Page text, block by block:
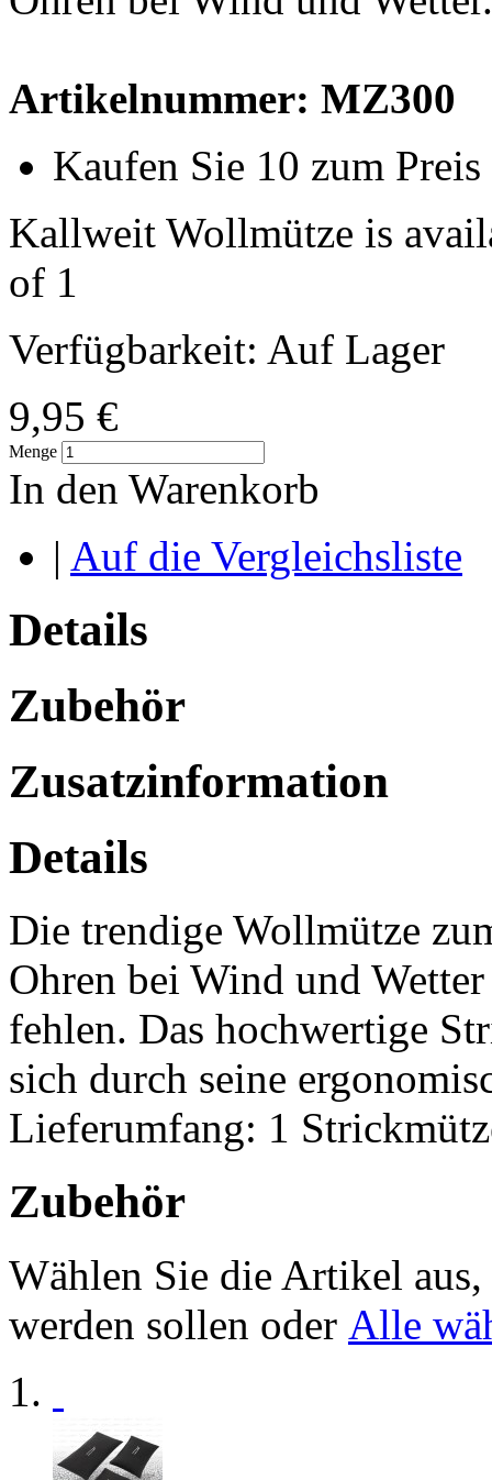
Artikelnummer: MZ300
Kaufen Sie 10 zum
Kallweit Wollmütze is
of 1
Verfügbarkeit: Auf Lager
9,95 €
Menge
In den Warenkorb
| Auf die Vergleichsliste
Details
Zubehör
Zusatzinformation
Details
Die trendige Wollmütze
Ohren bei Wind und
fehlen. Das hochwertige
sich durch seine
Lieferumfang: 1
Zubehör
Wählen Sie die Artikel
werden sollen oder Alle